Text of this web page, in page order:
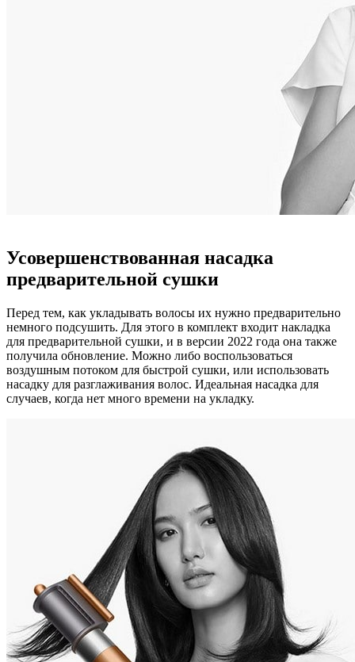
Усовершенствованная насадка
предварительной сушки
Перед тем, как укладывать волосы их нужно предварительно
немного подсушить. Для этого в комплект входит накладка
для предварительной сушки, и в версии 2022 года она также
получила обновление. Можно либо воспользоваться
воздушным потоком для быстрой сушки, или использовать
насадку для разглаживания волос. Идеальная насадка для
случаев, когда нет много времени на укладку.